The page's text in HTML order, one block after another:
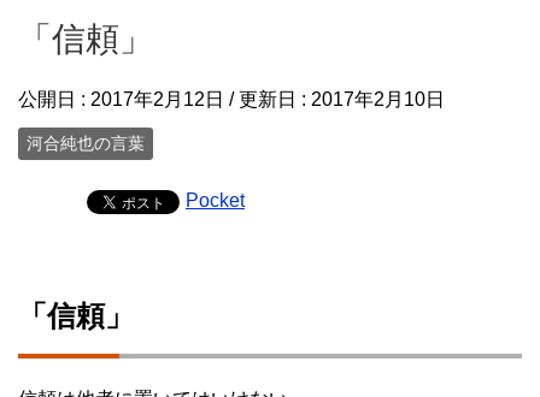
「信頼」
公開日 : 2017年2月12日 / 更新日 : 2017年2月10日
河合純也の言葉
Pocket
「信頼」